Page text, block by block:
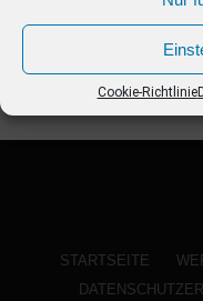
Cookie-Richtlinie
STARTSEITE